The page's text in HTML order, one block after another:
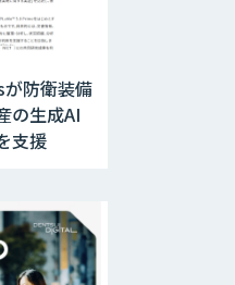
セキ
ャット
調査ツール
防衛装備
の生成AI
支援